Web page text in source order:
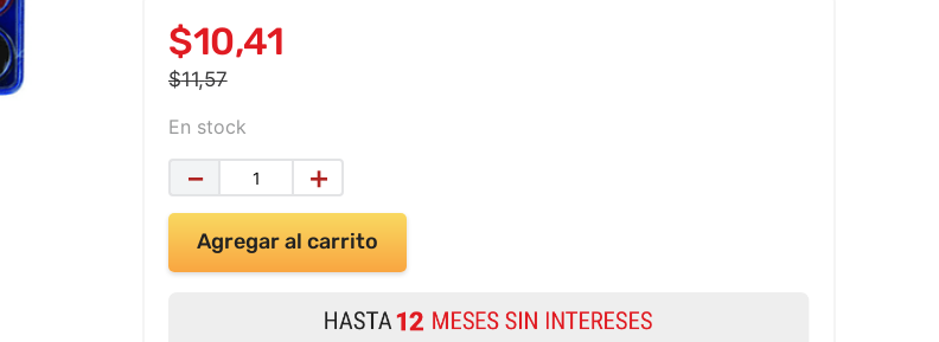
$10,41
$11,57
En stock
＋
－
Agregar al carrito